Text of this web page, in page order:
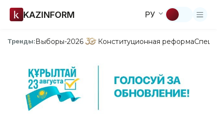
KAZINFORM РУ
Тренды:Выборы-2026 Конституционная реформа